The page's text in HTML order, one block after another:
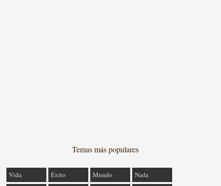
Temas más populares
Vida Éxito Mundo
Nada